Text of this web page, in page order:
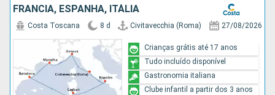
FRANCIA, ESPANHA, ITÁLIA
Costa Toscana 8 d Civitavecchia (Roma) 27/08/2026
Crianças grátis até 17 anos
Tudo incluído disponível
Gastronomia italiana
Clube infantil a partir dos 3 anos